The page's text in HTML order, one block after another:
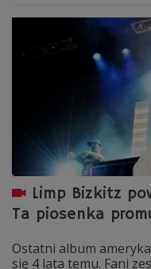
Limp Bizkitz
Ta piosenka
Ostatni album
się 4 lata temu. Fani